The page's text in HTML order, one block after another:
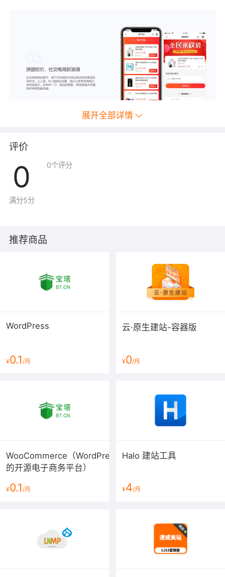
展开全部详情
评价
0
满分5分
0个评分
推荐商品
WordPress
¥0.1 /月
云·原生建站-容器版
¥0/月
WooCommerce（WordPress
的开源电子商务平台）
¥0.1/月
Halo 建站工具
¥4/月